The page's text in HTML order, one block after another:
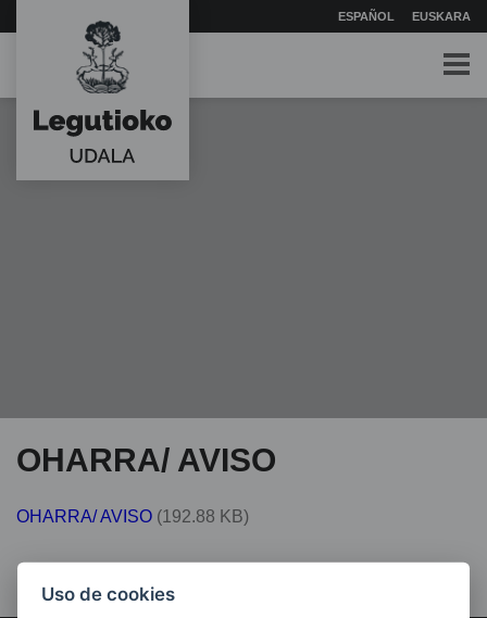
ESPAÑOL EUSKARA
OHARRA/ AVISO
OHARRA/ AVISO (192.88 KB)
Uso de cookies